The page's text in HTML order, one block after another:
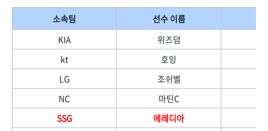
소속팀 선수 이름
KIA
위즈덤
kt
호잉
LG
조쉬벨
NC
마틴C
SSG
에레디아